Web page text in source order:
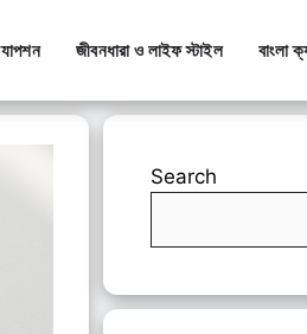
জীবনধারা ও লাইফ স্টাইল বাংলা
Search